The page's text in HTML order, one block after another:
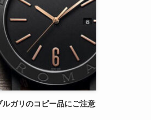
ルガリのコピー品にご注意